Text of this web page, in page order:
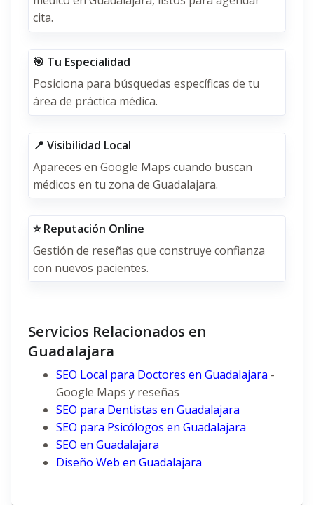
cita.
🎯 Tu Especialidad
Posiciona para búsquedas específicas de tu
área de práctica médica.
📍 Visibilidad Local
Apareces en Google Maps cuando buscan
médicos en tu zona de Guadalajara.
⭐ Reputación Online
Gestión de reseñas que construye confianza
con nuevos pacientes.
Servicios Relacionados en
Guadalajara
SEO Local para Doctores en Guadalajara -
Google Maps y reseñas
SEO para Dentistas en Guadalajara
SEO para Psicólogos en Guadalajara
SEO en Guadalajara
Diseño Web en Guadalajara